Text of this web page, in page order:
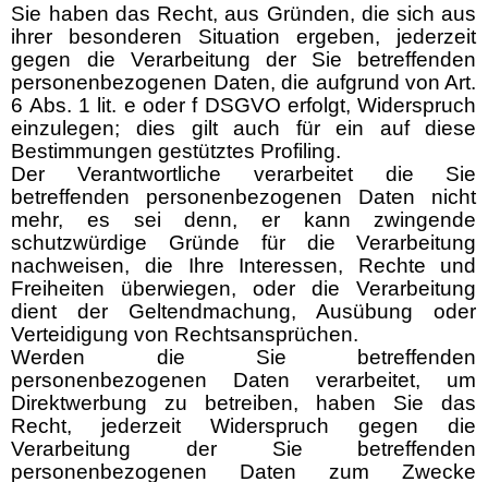
Sie haben das Recht, aus Gründen, die sich aus
ihrer besonderen Situation ergeben, jederzeit
gegen die Verarbeitung der Sie betreffenden
personenbezogenen Daten, die aufgrund von Art.
6 Abs. 1 lit. e oder f DSGVO erfolgt, Widerspruch
einzulegen; dies gilt auch für ein auf diese
Bestimmungen gestütztes Profiling.
Der Verantwortliche verarbeitet die Sie
betreffenden personenbezogenen Daten nicht
mehr, es sei denn, er kann zwingende
schutzwürdige Gründe für die Verarbeitung
nachweisen, die Ihre Interessen, Rechte und
Freiheiten überwiegen, oder die Verarbeitung
dient der Geltendmachung, Ausübung oder
Verteidigung von Rechtsansprüchen.
Werden die Sie betreffenden
personenbezogenen Daten verarbeitet, um
Direktwerbung zu betreiben, haben Sie das
Recht, jederzeit Widerspruch gegen die
Verarbeitung der Sie betreffenden
personenbezogenen Daten zum Zwecke